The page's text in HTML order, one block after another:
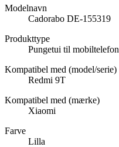
Modelnavn
Cadorabo DE-155319
Produkttype
Pungetui til mobiltelefon
Kompatibel med (model/serie)
Redmi 9T
Kompatibel med (mærke)
Xiaomi
Farve
Lilla